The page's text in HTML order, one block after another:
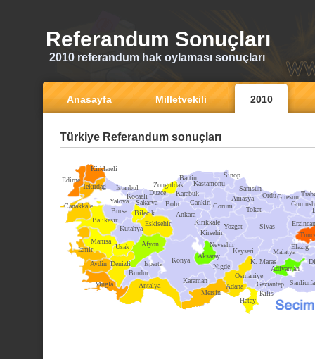
Referandum Sonuçları
2010 referandum hak oylaması sonuçları
Anasayfa Milletvekili 2010
Türkiye Referandum sonuçları
Ankara
Kirklareli
Edirne
Tekirdag
Canakkale
Balikesir
Bursa
Istanbul
Kocaeli
Sakarya
Zonguldak
Bolu
Bilecik
Eskisehir
Kutahya
Manisa
Izmir
Aydin
Mugla
Denizli
Burdur
Usak Afyon
Isparta
Antalya
Konya
Mersin
Kirsehir
Cankiri
Kastamonu
Sinop
Corum
Yozgat
Nevsehir
Nigde
Adana
Hatay
K. Maras
Kayseri
Sivas
Tokat
Amasya
Samsun
OrduGiresun
Erzincan
Malatya
Gaziantep Sanliurfa
Adiyaman
Elazig
Kirikkale
Karaman
Aksaray
Kilis
Duzce Karabuk
Bartin
Osmaniye
Yalova